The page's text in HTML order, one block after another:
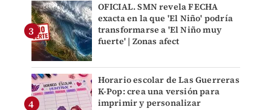
OFICIAL. SMN revela FECHA
exacta en la que 'El Niño' podría
transformarse a 'El Niño muy
fuerte' | Zonas afect
Horario escolar de Las Guerreras
K-Pop: crea una versión para
imprimir y personalizar